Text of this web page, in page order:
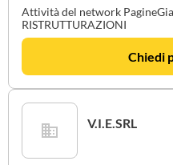
Attività del network
RISTRUTTURAZIONI
Chiedi
V.I.E.SRL